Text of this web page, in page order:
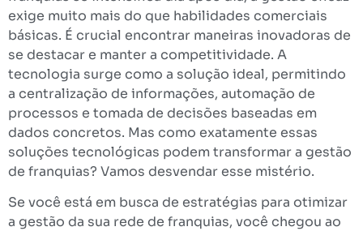
exige muito mais do que habilidades comerciais
básicas. É crucial encontrar maneiras inovadoras de
se destacar e manter a competitividade. A
tecnologia surge como a solução ideal, permitindo
a centralização de informações, automação de
processos e tomada de decisões baseadas em
dados concretos. Mas como exatamente essas
soluções tecnológicas podem transformar a gestão
de franquias? Vamos desvendar esse mistério.
Se você está em busca de estratégias para otimizar
a gestão da sua rede de franquias, você chegou ao